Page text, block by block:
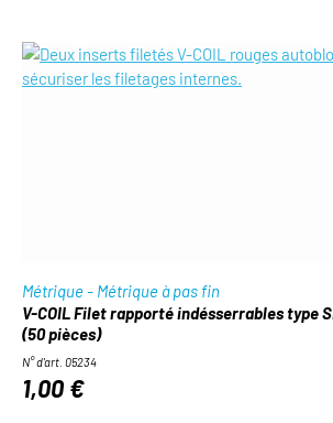
Métrique - Métrique à pas fin
V-COIL Filet rapporté indésserrables type
(50 pièces)
N° d'art. 05234
1,00 €